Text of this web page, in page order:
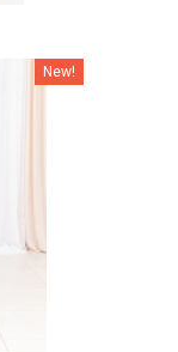
New!